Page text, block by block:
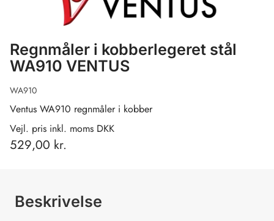
Regnmåler i kobberlegeret stål
WA910 VENTUS
WA910
Ventus WA910 regnmåler i kobber
Vejl. pris inkl. moms DKK
529,00 kr.
Beskrivelse